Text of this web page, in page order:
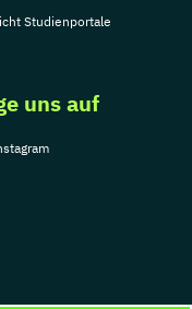
Studienportale
uns auf